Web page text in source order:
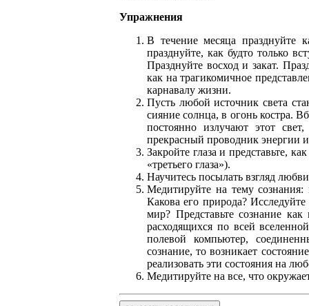
Упражнения
В течение месяца
празднуйте, как будто только
Празднуйте восход и закат.
как на трагикомичное
карнавалу жизни.
Пусть любой источник света
сияние солнца, в огонь костра.
постоянно излучают этот
прекрасный проводник энергии
Закройте глаза и представьте,
«третьего глаза»).
Научитесь посылать взгляд
Медитируйте на тему сознания:
Какова его природа?
мир? Представьте сознание
расходящихся по всей
полевой компьютер,
сознание, то возникает
реализовать эти состояния на
Медитируйте на все, что